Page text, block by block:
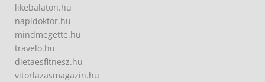
likebalaton.hu
napidoktor.hu
mindmegette.hu
travelo.hu
dietaesfitnesz.hu
vitorlazasmagazin.hu